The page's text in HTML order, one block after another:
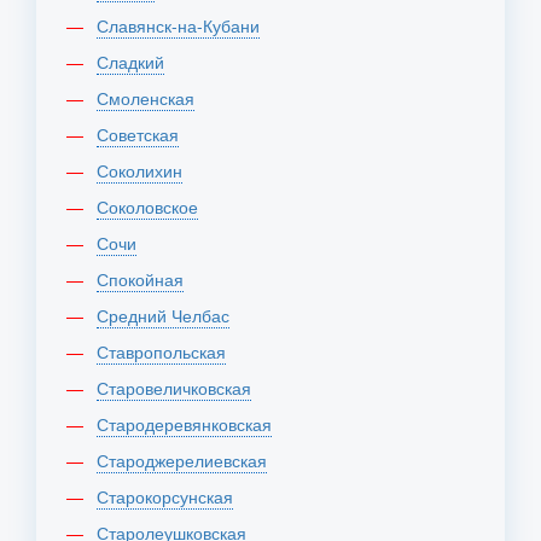
Славянск-на-Кубани
Сладкий
Смоленская
Советская
Соколихин
Соколовское
Сочи
Спокойная
Средний Челбас
Ставропольская
Старовеличковская
Стародеревянковская
Староджерелиевская
Старокорсунская
Старолеушковская